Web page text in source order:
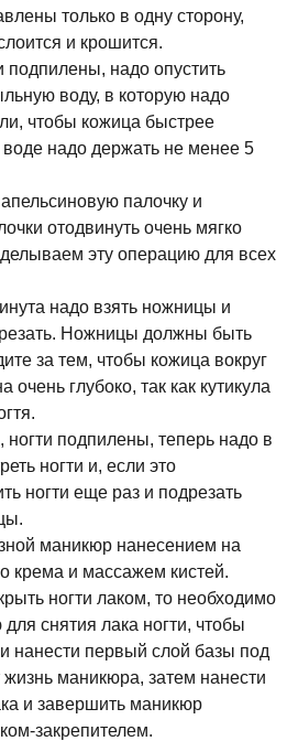
только в одну сторону,
и крошится.
подпилены, надо опустить
воду, в которую надо
чтобы кожица быстрее
воде надо держать не менее 5
палочку и
отодвинуть очень мягко
эту операцию для всех
надо взять ножницы и
Ножницы должны быть
за тем, чтобы кожица вокруг
очень глубоко, так как кутикула
ногти подпилены, теперь надо в
ногти и, если это
ногти еще раз и подрезать
маникюр нанесением на
крема и массажем кистей.
ногти лаком, то необходимо
снятия лака ногти, чтобы
нанести первый слой базы под
жизнь маникюра, затем нанести
и завершить маникюр
закрепителем.